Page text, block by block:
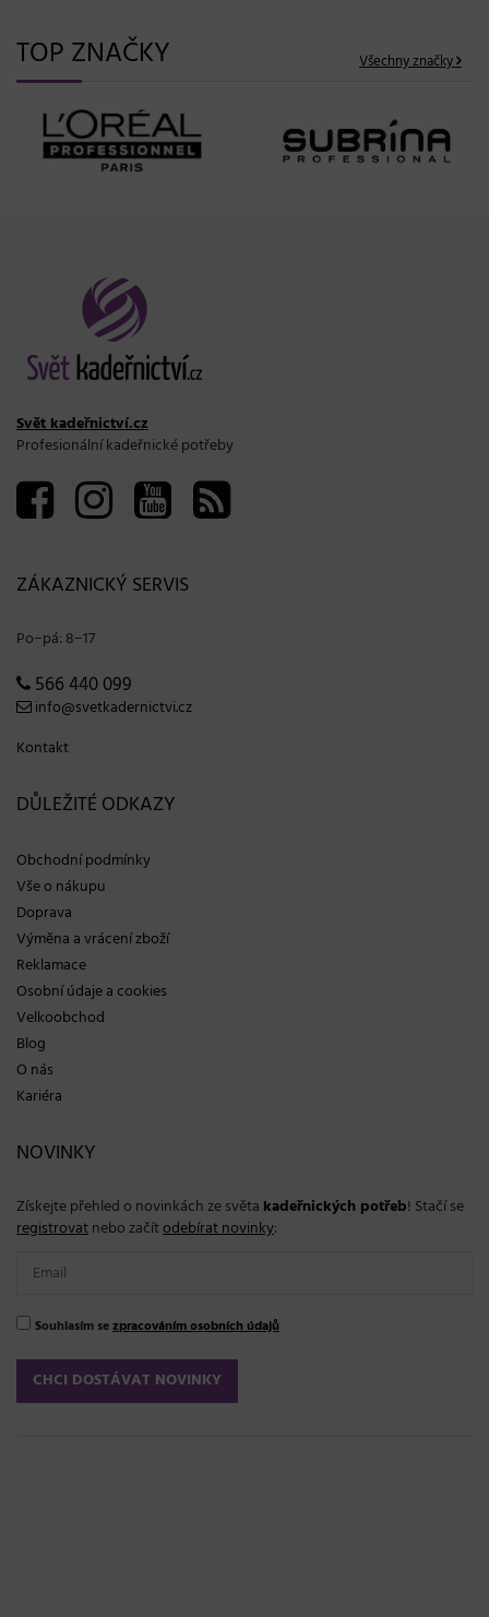
TOP ZNAČKY Všechny značky
Svět kadeřnictví.cz
Profesionální kadeřnické potřeby
ZÁKAZNICKÝ SERVIS
Po−pá: 8−17
566 440 099
info@svetkadernictvi.cz
Kontakt
DŮLEŽITÉ ODKAZY
Obchodní podmínky
Vše o nákupu
Doprava
Výměna a vrácení zboží
Reklamace
Osobní údaje a cookies
Velkoobchod
Blog
O nás
Kariéra
NOVINKY
Získejte přehled o novinkách ze světa kadeřnických potřeb! Stačí se
registrovatnebo začítodebírat novinky:
Souhlasím sezpracováním osobních údajů